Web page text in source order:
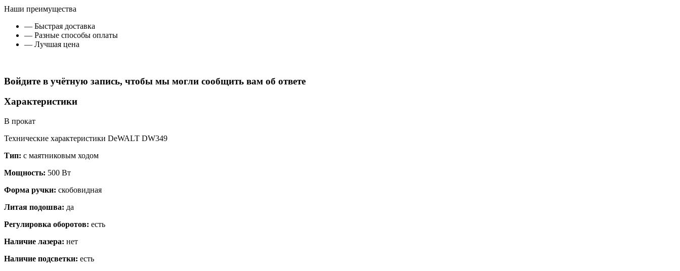
Наши преимущества
— Быстрая доставка
— Разные способы оплаты
— Лучшая цена
Войдите в учётную запись, чтобы мы могли сообщить вам об ответе
Характеристики
В прокат
Технические характеристики DeWALT DW349
Тип: с маятниковым ходом
Мощность: 500 Вт
Форма ручки: скобовидная
Литая подошва: да
Регулировка оборотов: есть
Наличие лазера: нет
Наличие подсветки: есть